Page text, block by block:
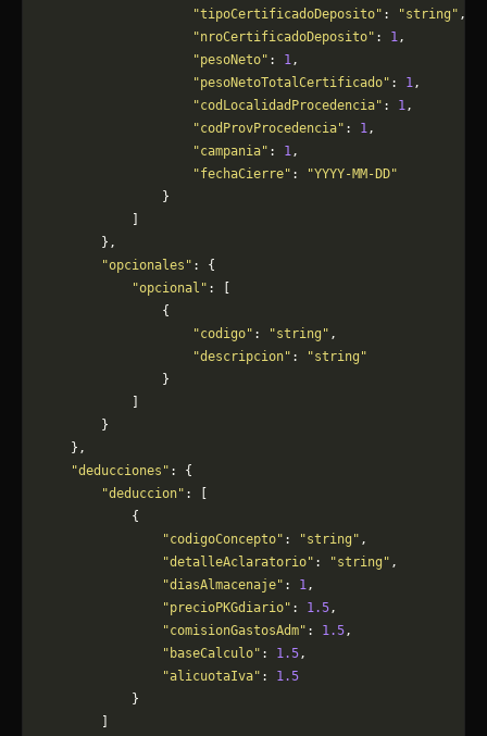
                    "tipoCertificadoDeposito"
: "string" ,
                    "nroCertificadoDeposito"
: 1,
                    "pesoNeto"
: 1,
                    "pesoNetoTotalCertificado"
: 1,
                    "codLocalidadProcedencia"
: 1,
                    "codProvProcedencia"
: 1,
                    "campania"
: 1,
                    "fechaCierre"
:
"YYYY-MM-DD"
                }
        },
        "opcionales"
: {
            "opcional"
: [
                {
                    "codigo"
: "string" ,
                    "descripcion"
:
"string"
                }
        }
    },
    "deducciones"
: {
        "deduccion"
: [
            {
                "codigoConcepto"
: "string" ,
                "detalleAclaratorio"
: "string" ,
                "diasAlmacenaje"
: 1,
                "precioPKGdiario"
: 1.5,
                "comisionGastosAdm"
: 1.5,
                "baseCalculo"
: 1.5,
                "alicuotaIva"
: 1.5
            }